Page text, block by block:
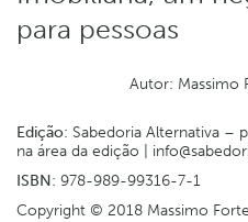
para pessoas
Autor: Massimo
Edição: Sabedoria Alternativa –
na área da edição |
ISBN: 978-989-99316-7-1
Copyright © 2018 Massimo Forte